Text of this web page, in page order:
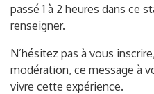
passé 1 à 2 heures dans ce
renseigner.
N’hésitez pas à vous
modération, ce message à
vivre cette expérience.